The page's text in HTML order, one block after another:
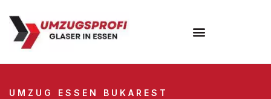
UMZUG ESSEN BUKAREST